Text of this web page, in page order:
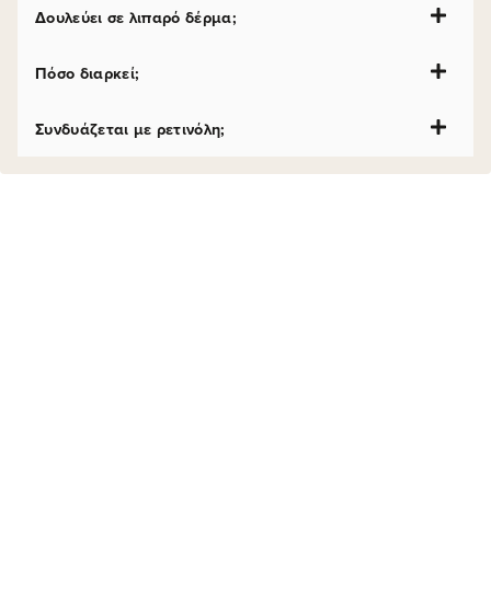
Δουλεύει σε λιπαρό δέρμα;
Πόσο διαρκεί;
Συνδυάζεται με ρετινόλη;